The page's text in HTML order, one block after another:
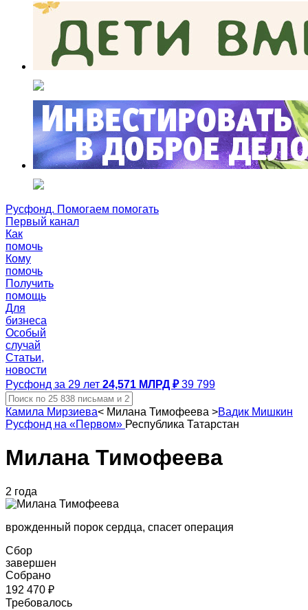
Русфонд. Помогаем помогать
Первый канал
Как
помочь
Кому
помочь
Получить
помощь
Для
бизнеса
Особый
случай
Статьи,
новости
Русфонд за 29 лет 24,571 МЛРД ₽ 39 799
Камила Мирзиева< Милана Тимофеева >Вадик Мишкин
Русфонд на «Первом» Республика Татарстан
Милана Тимофеева
2 года
врожденный порок сердца, спасет операция
Сбор
завершен
Собрано
192 470 ₽
Требовалось